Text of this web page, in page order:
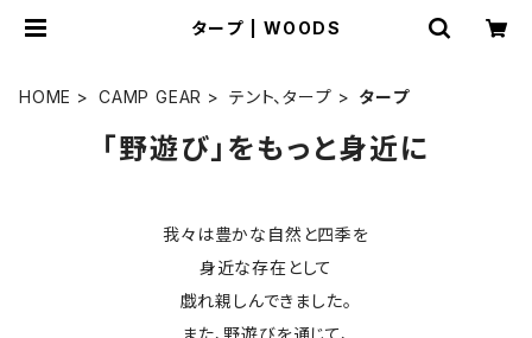
タープ | WOODS
HOME CAMP GEAR テント、タープ タープ
「野遊び」をもっと身近に
我々は豊かな自然と四季を
身近な存在として
戯れ親しんできました。
また、野遊びを通じて、